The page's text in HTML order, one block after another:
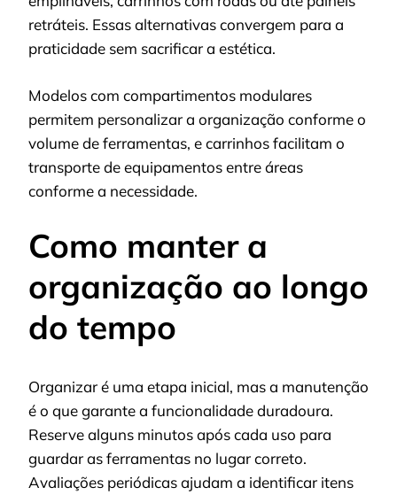
retráteis. Essas alternativas convergem para a
praticidade sem sacrificar a estética.
Modelos com compartimentos modulares
permitem personalizar a organização conforme o
volume de ferramentas, e carrinhos facilitam o
transporte de equipamentos entre áreas
conforme a necessidade.
Como manter a
organização ao longo
do tempo
Organizar é uma etapa inicial, mas a manutenção
é o que garante a funcionalidade duradoura.
Reserve alguns minutos após cada uso para
guardar as ferramentas no lugar correto.
Avaliações periódicas ajudam a identificar itens